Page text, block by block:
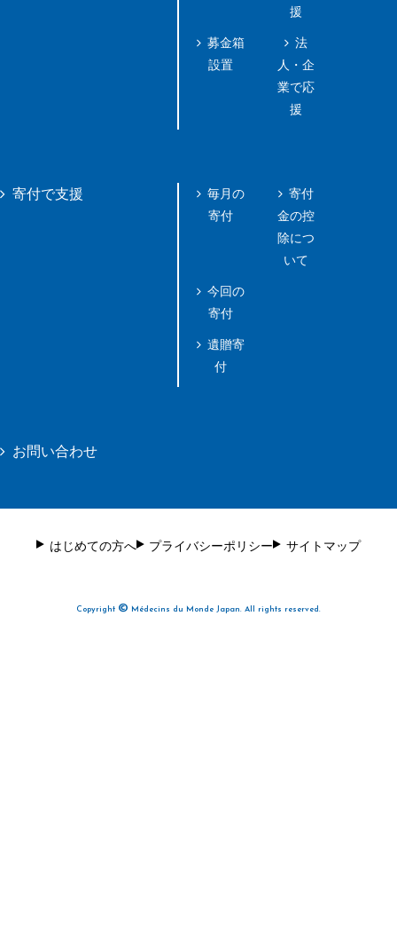
募金箱
設置
援
法
人・企
業で応
援
寄付で支援
毎月の
寄付
今回の
寄付
遺贈寄
付
寄付
金の控
除につ
いて
お問い合わせ
はじめての方へ プライバシーポリシー サイトマップ
Copyright © Médecins du Monde Japan. All rights reserved.